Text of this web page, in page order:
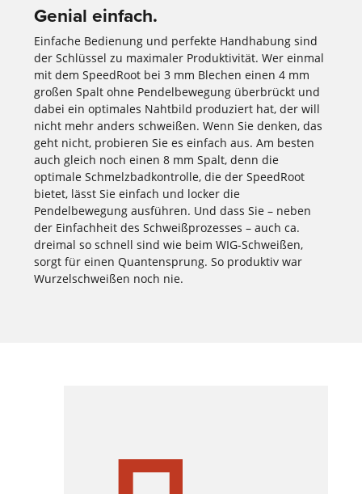
Genial einfach.
Einfache Bedienung und perfekte Handhabung sind
der Schlüssel zu maximaler Produktivität. Wer einmal
mit dem SpeedRoot bei 3 mm Blechen einen 4 mm
großen Spalt ohne Pendelbewegung überbrückt und
dabei ein optimales Nahtbild produziert hat, der will
nicht mehr anders schweißen. Wenn Sie denken, das
geht nicht, probieren Sie es einfach aus. Am besten
auch gleich noch einen 8 mm Spalt, denn die
optimale Schmelzbadkontrolle, die der SpeedRoot
bietet, lässt Sie einfach und locker die
Pendelbewegung ausführen. Und dass Sie – neben
der Einfachheit des Schweißprozesses – auch ca.
dreimal so schnell sind wie beim WIG-Schweißen,
sorgt für einen Quantensprung. So produktiv war
Wurzelschweißen noch nie.